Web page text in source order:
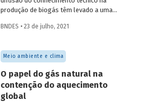
produção de biogás têm levado a uma
em operação e no volume produzido no
tímido diante do potencial de geração que
um país com um agronegócio tão
desenvolvido pode atingir. Entenda como
resíduos e efluentes das diferentes
atividades agropecuárias podem
contribuir para ampliar a geração de
BNDES • 23 de julho, 2021
Meio ambiente e clima
O papel do gás natural na
contenção do aquecimento
global